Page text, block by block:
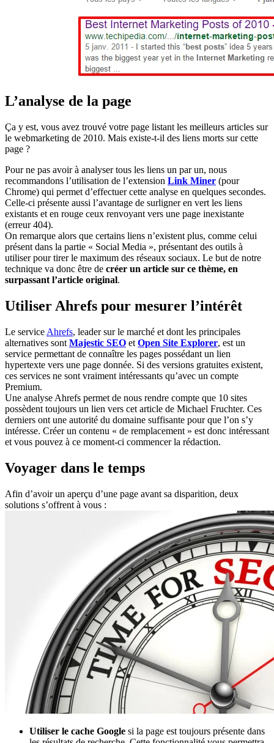
L’analyse de la page
Ça y est, vous avez trouvé votre page listant les meilleurs articles sur
le webmarketing de 2010. Mais existe-t-il des liens morts sur cette
page ?
Pour ne pas avoir à analyser tous les liens un par un, nous
recommandons l’utilisation de l’extension Link Miner (pour
Chrome) qui permet d’effectuer cette analyse en quelques secondes.
Celle-ci présente aussi l’avantage de surligner en vert les liens
existants et en rouge ceux renvoyant vers une page inexistante
(erreur 404).
On remarque alors que certains liens n’existent plus, comme celui
présent dans la partie « Social Media », présentant des outils à
utiliser pour tirer le maximum des réseaux sociaux. Le but de notre
technique va donc être de créer un article sur ce thème, en
surpassant l’article original.
Utiliser Ahrefs pour mesurer l’intérêt
Le service Ahrefs, leader sur le marché et dont les principales
alternatives sont Majestic SEO et Open Site Explorer, est un
service permettant de connaître les pages possédant un lien
hypertexte vers une page donnée. Si des versions gratuites existent,
ces services ne sont vraiment intéressants qu’avec un compte
Premium.
Une analyse Ahrefs permet de nous rendre compte que 10 sites
possèdent toujours un lien vers cet article de Michael Fruchter. Ces
derniers ont une autorité du domaine suffisante pour que l’on s’y
intéresse. Créer un contenu « de remplacement » est donc intéressant
et vous pouvez à ce moment-ci commencer la rédaction.
Voyager dans le temps
Afin d’avoir un aperçu d’une page avant sa disparition, deux
solutions s’offrent à vous :
Utiliser le cache Google si la page est toujours présente dans